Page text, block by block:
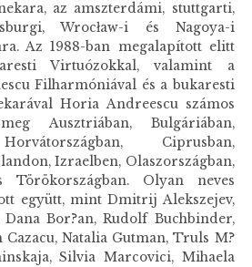
az amszterdámi, stuttgarti,
Wrocław-i és Nagoya-i
Az 1988-ban megalapított elitt
Virtuózokkal, valamint a
Filharmóniával és a bukaresti
Horia Andreescu számos
Ausztriában, Bulgáriában,
Ciprusban,
Izraelben, Olaszországban,
Törökországban. Olyan neves
együtt, mint Dmitrij Alekszejev,
Bor?an, Rudolf Buchbinder,
Natalia Gutman, Truls M?
Silvia Marcovici, Mihaela